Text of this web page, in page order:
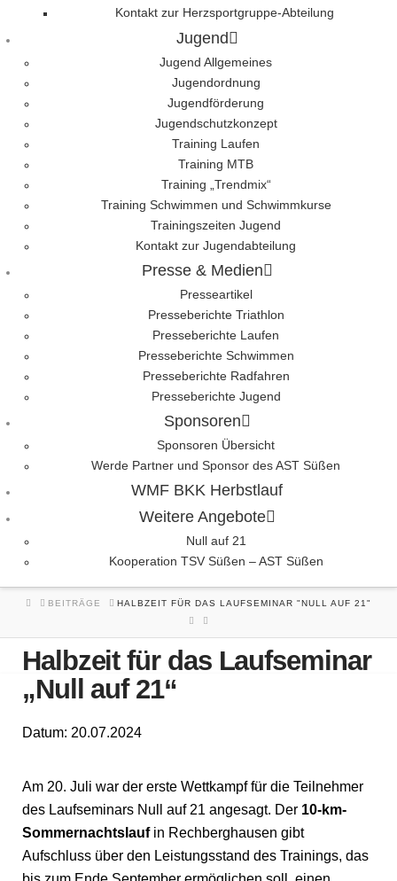
Kontakt zur Herzsportgruppe-Abteilung
Jugend
Jugend Allgemeines
Jugendordnung
Jugendförderung
Jugendschutzkonzept
Training Laufen
Training MTB
Training „Trendmix“
Training Schwimmen und Schwimmkurse
Trainingszeiten Jugend
Kontakt zur Jugendabteilung
Presse & Medien
Presseartikel
Presseberichte Triathlon
Presseberichte Laufen
Presseberichte Schwimmen
Presseberichte Radfahren
Presseberichte Jugend
Sponsoren
Sponsoren Übersicht
Werde Partner und Sponsor des AST Süßen
WMF BKK Herbstlauf
Weitere Angebote
Null auf 21
Kooperation TSV Süßen – AST Süßen
HOMEBEITRÄGE HALBZEIT FÜR DAS LAUFSEMINAR "NULL AUF 21"
Halbzeit für das Laufseminar
„Null auf 21“
Datum: 20.07.2024
Am 20. Juli war der erste Wettkampf für die Teilnehmer
des Laufseminars Null auf 21 angesagt. Der 10-km-
Sommernachtslauf in Rechberghausen gibt
Aufschluss über den Leistungsstand des Trainings, das